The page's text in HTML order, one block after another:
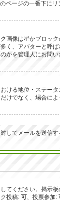
ージの一番下にリ
像は星かブロッ
、アバターと
かを管理人にお問い
る地位・ステー
でなく、場合に
てメールを送信
ください。掲
投稿: 可、投票参加: